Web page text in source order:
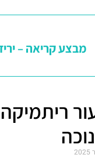
מבצע קריאה –
ריתמיקה